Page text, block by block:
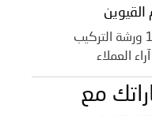
القيوين
مع